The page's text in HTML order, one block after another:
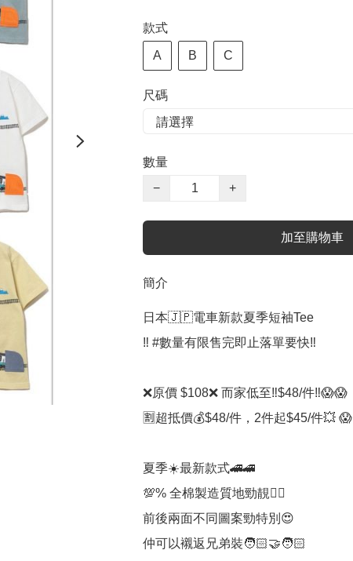
款式
A B C
尺碼
數量
−
+
加至購物車
簡介
日本🇯🇵電車新款夏季短袖Tee
‼️ #數量有限售完即止落單要快‼️
❌原價 $108❌ 而家低至‼️$48/件‼️😱😱
🈹超抵價💰$48/件，2件起$45/件💥 😱
夏季☀️最新款式🚄🚄
💯% 全棉製造質地勁靚👍🏻
前後兩面不同圖案勁特別😍
仲可以襯返兄弟裝🧑🏻‍🤝‍🧑🏻